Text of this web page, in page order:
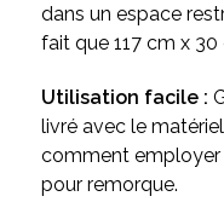
dans un espace
fait que 117 cm x 30
Utilisation facile :
livré avec le
comment
pour remorque.